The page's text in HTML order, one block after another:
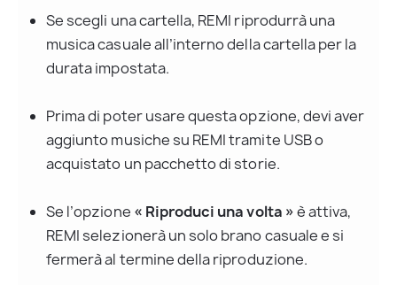
Se scegli una cartella, REMI riprodurrà una
musica casuale all’interno della cartella per la
durata impostata.
Prima di poter usare questa opzione, devi aver
aggiunto musiche su REMI tramite USB o
acquistato un pacchetto di storie.
Se l’opzione « Riproduci una volta » è attiva,
REMI selezionerà un solo brano casuale e si
fermerà al termine della riproduzione.